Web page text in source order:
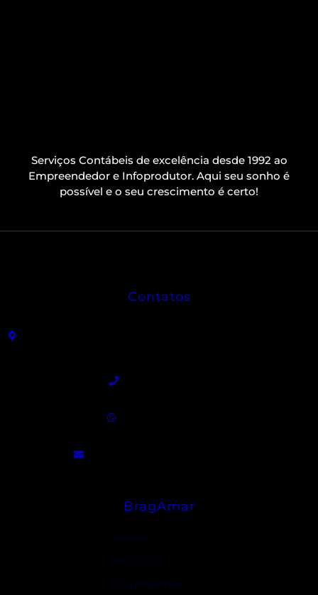
Serviços Contábeis de excelência desde 1992 ao
Empreendedor e Infoprodutor. Aqui seu sonho é
possível e o seu crescimento é certo!
Contatos
BragAmar
Home
Serviços
Segmentos